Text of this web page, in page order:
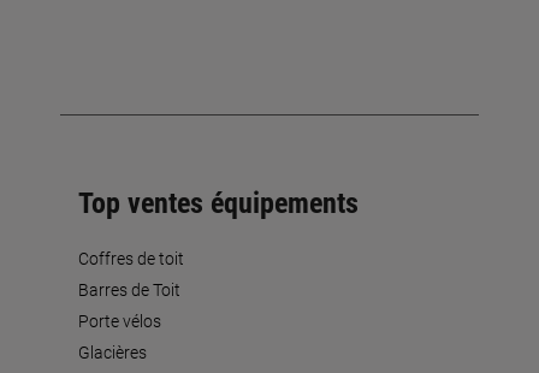
Top ventes équipements
Coffres de toit
Barres de Toit
Porte vélos
Glacières